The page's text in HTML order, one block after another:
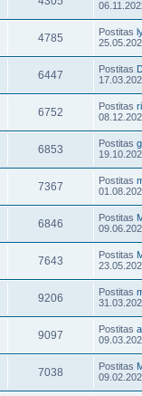
4785 Postitas
6447 Postitas
6752 Postitas
6853 Postitas
7367 Postitas
6846 Postitas
7643 Postitas
9206 Postitas
9097 Postitas
7038 Postitas